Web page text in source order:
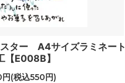
ター A4サイズラミネート
【E008B】
(税込550円)